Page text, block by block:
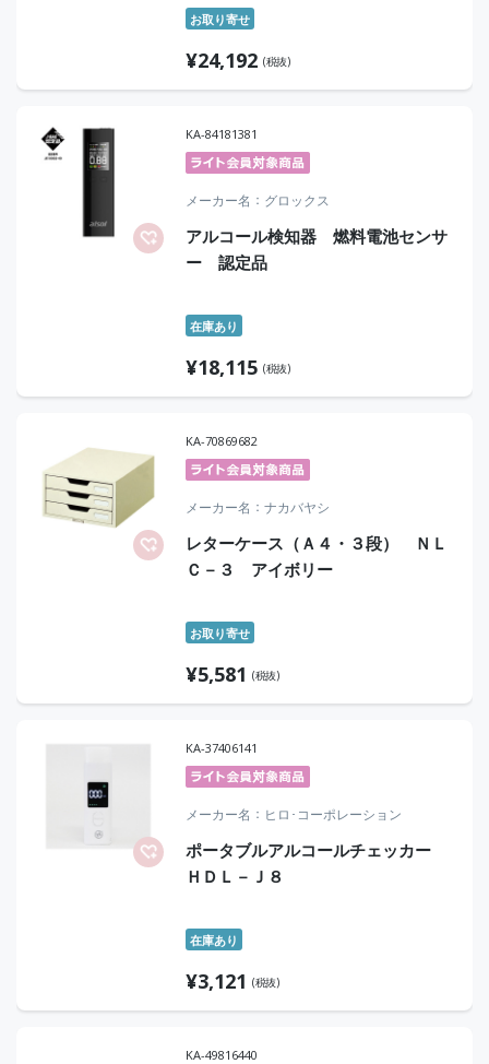
お取り寄せ
¥24,192 (税抜)
KA-84181381
メーカー名 グロックス
アルコール検知器 燃料電池センサ
ー 認定品
在庫あり
¥18,115 (税抜)
KA-70869682
メーカー名 ナカバヤシ
レターケース（Ａ４・３段） ＮＬ
Ｃ－３ アイボリー
お取り寄せ
¥5,581 (税抜)
KA-37406141
メーカー名 ヒロ･コーポレーション
ポータブルアルコールチェッカー
ＨＤＬ－Ｊ８
在庫あり
¥3,121 (税抜)
KA-49816440